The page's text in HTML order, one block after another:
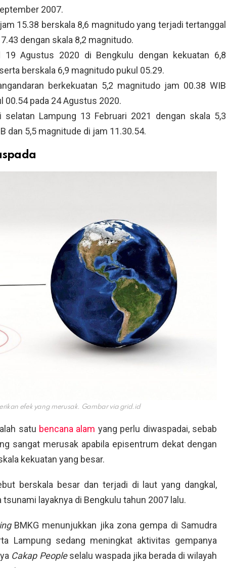
2007.
15.38 berskala 8,6 magnitudo yang terjadi tertanggal
dengan skala 8,2 magnitudo.
19 Agustus 2020 di Bengkulu dengan kekuatan 6,8
berskala 6,9 magnitudo pukul 05.29.
berkekuatan 5,2 magnitudo jam 00.38 WIB
00.54 pada 24 Agustus 2020.
Lampung 13 Februari 2021 dengan skala 5,3
dan 5,5 magnitude di jam 11.30.54.
efek yang merusak. Gambar via grid.id
satu bencana alam yang perlu diwaspadai, sebab
sangat merusak apabila episentrum dekat dengan
kekuatan yang besar.
berskala besar dan terjadi di laut yang dangkal,
layaknya di Bengkulu tahun 2007 lalu.
BMKG menunjukkan jika zona gempa di Samudra
Lampung sedang meningkat aktivitas gempanya
Cakap Peopleselalu waspada jika berada di wilayah